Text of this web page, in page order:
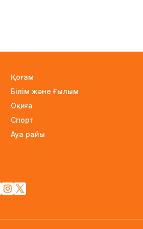
Қоғам
Білім және Ғылым
Оқиға
Спорт
Ауа райы